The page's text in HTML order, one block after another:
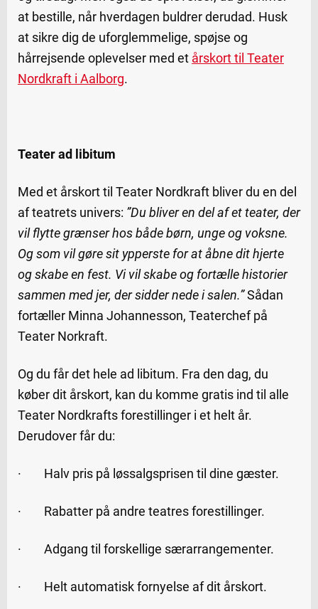
at bestille, når hverdagen buldrer derudad. Husk
at sikre dig de uforglemmelige, spøjse og
hårrejsende oplevelser med et årskort til Teater
Nordkraft i Aalborg.
Teater ad libitum
Med et årskort til Teater Nordkraft bliver du en del
af teatrets univers: ”Du bliver en del af et teater, der
vil flytte grænser hos både børn, unge og voksne.
Og som vil gøre sit ypperste for at åbne dit hjerte
og skabe en fest. Vi vil skabe og fortælle historier
sammen med jer, der sidder nede i salen.”Sådan
fortæller Minna Johannesson, Teaterchef på
Teater Norkraft.
Og du får det hele ad libitum. Fra den dag, du
køber dit årskort, kan du komme gratis ind til alle
Teater Nordkrafts forestillinger i et helt år.
Derudover får du:
· Halv pris på løssalgsprisen til dine gæster.
· Rabatter på andre teatres forestillinger.
· Adgang til forskellige særarrangementer.
· Helt automatisk fornyelse af dit årskort.